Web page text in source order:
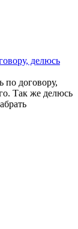
делюсь
по договору,
Так же делюсь